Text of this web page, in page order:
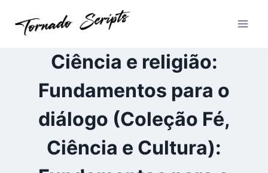
para
Ciência e religião:
Fundamentos para o
diálogo (Coleção Fé,
Ciência e Cultura):